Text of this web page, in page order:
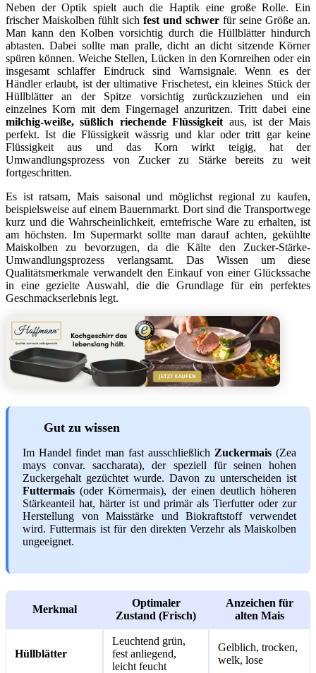
Neben der Optik spielt auch die Haptik eine große Rolle. Ein
frischer Maiskolben fühlt sich fest und schwer für seine Größe an.
Man kann den Kolben vorsichtig durch die Hüllblätter hindurch
abtasten. Dabei sollte man pralle, dicht an dicht sitzende Körner
spüren können. Weiche Stellen, Lücken in den Kornreihen oder ein
insgesamt schlaffer Eindruck sind Warnsignale. Wenn es der
Händler erlaubt, ist der ultimative Frischetest, ein kleines Stück der
Hüllblätter an der Spitze vorsichtig zurückzuziehen und ein
einzelnes Korn mit dem Fingernagel anzuritzen. Tritt dabei eine
milchig-weiße, süßlich riechende Flüssigkeit aus, ist der Mais
perfekt. Ist die Flüssigkeit wässrig und klar oder tritt gar keine
Flüssigkeit aus und das Korn wirkt teigig, hat der
Umwandlungsprozess von Zucker zu Stärke bereits zu weit
fortgeschritten.
Es ist ratsam, Mais saisonal und möglichst regional zu kaufen,
beispielsweise auf einem Bauernmarkt. Dort sind die Transportwege
kurz und die Wahrscheinlichkeit, erntefrische Ware zu erhalten, ist
am höchsten. Im Supermarkt sollte man darauf achten, gekühlte
Maiskolben zu bevorzugen, da die Kälte den Zucker-Stärke-
Umwandlungsprozess verlangsamt. Das Wissen um diese
Qualitätsmerkmale verwandelt den Einkauf von einer Glückssache
in eine gezielte Auswahl, die die Grundlage für ein perfektes
Geschmackserlebnis legt.
Gut zu wissen
Im Handel findet man fast ausschließlich Zuckermais (Zea
mays convar. saccharata), der speziell für seinen hohen
Zuckergehalt gezüchtet wurde. Davon zu unterscheiden ist
Futtermais (oder Körnermais), der einen deutlich höheren
Stärkeanteil hat, härter ist und primär als Tierfutter oder zur
Herstellung von Maisstärke und Biokraftstoff verwendet
wird. Futtermais ist für den direkten Verzehr als Maiskolben
ungeeignet.
Merkmal
Optimaler
Zustand (Frisch)
Anzeichen für
alten Mais
Hüllblätter
Leuchtend grün,
fest anliegend,
leicht feucht
Gelblich, trocken,
welk, lose